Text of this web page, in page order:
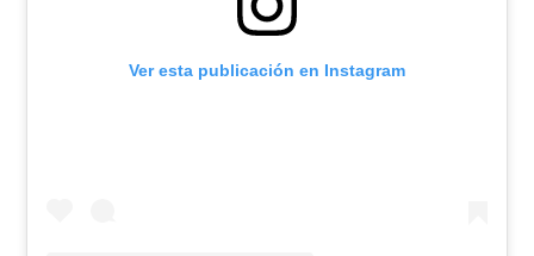
Ver esta publicación en Instagram